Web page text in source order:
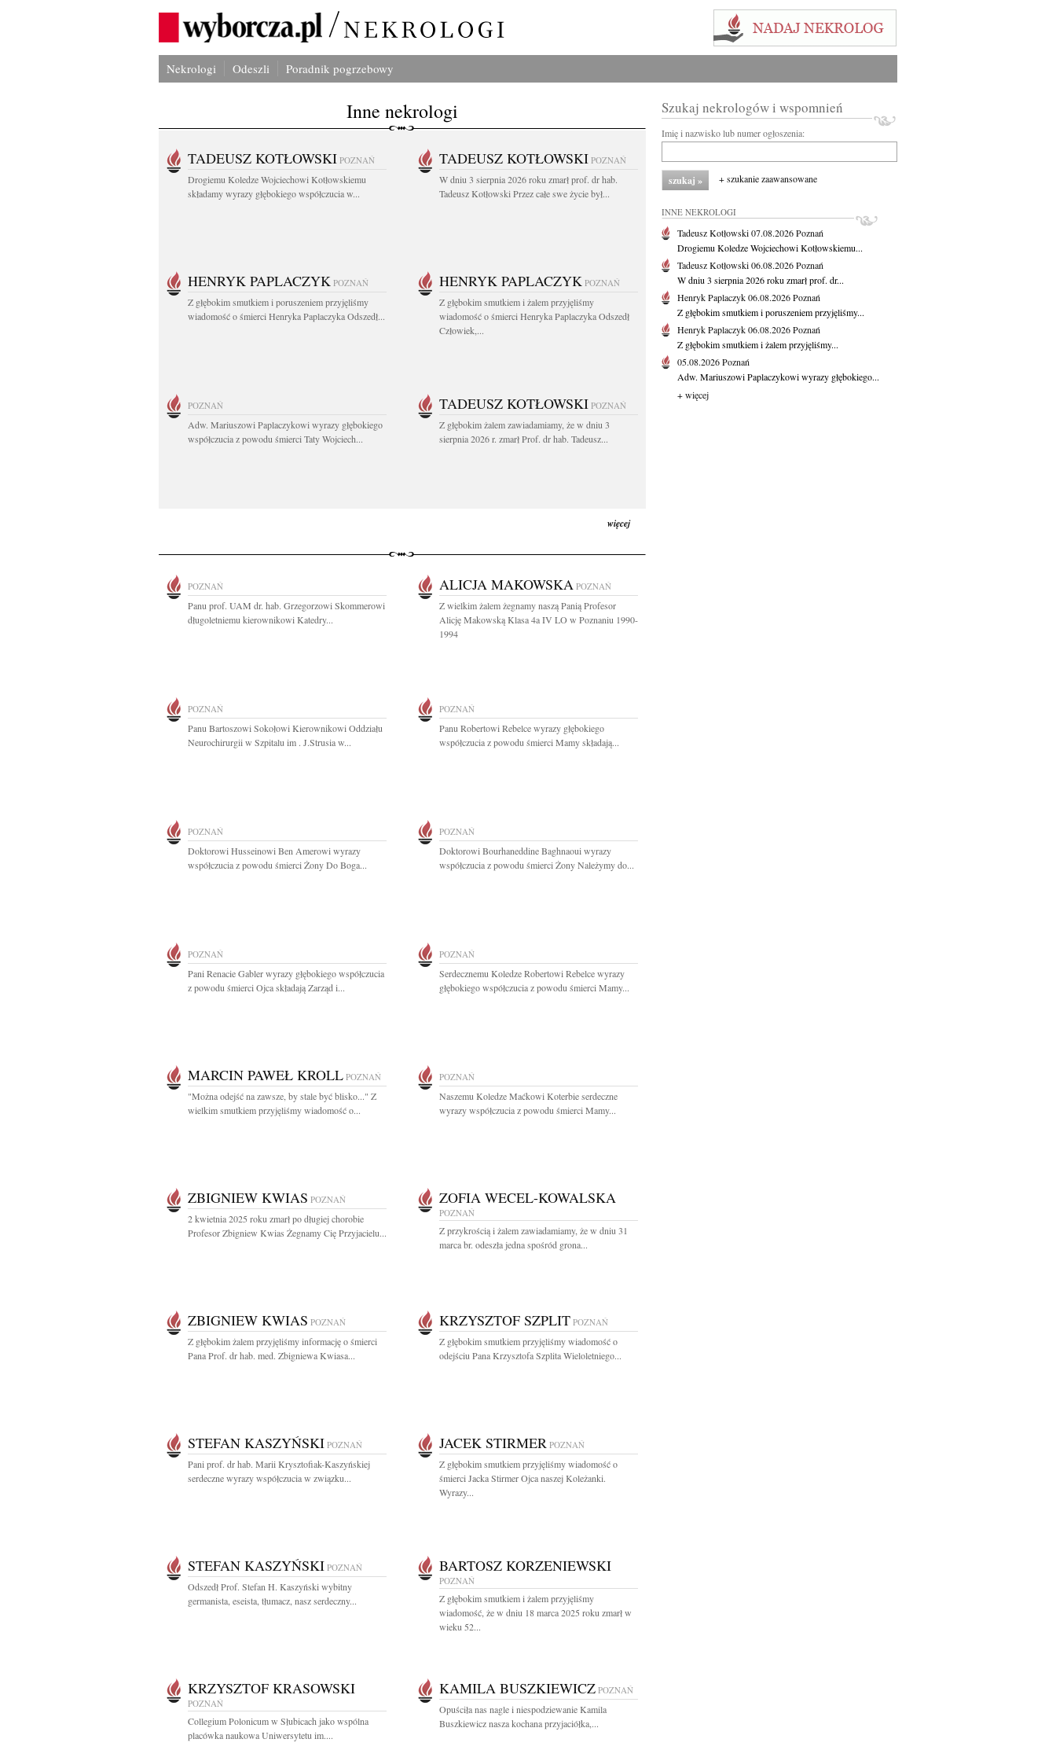
Nekrologi Odeszli Poradnik pogrzebowy
Inne nekrologi
TADEUSZ KOTŁOWSKI POZNAŃ
Drogiemu Koledze Wojciechowi Kotłowskiemu
składamy wyrazy głębokiego współczucia w...
TADEUSZ KOTŁOWSKI POZNAŃ
W dniu 3 sierpnia 2026 roku zmarł prof. dr hab.
Tadeusz Kotłowski Przez całe swe życie był...
HENRYK PAPLACZYK POZNAŃ
Z głębokim smutkiem i poruszeniem przyjęliśmy
wiadomość o śmierci Henryka Paplaczyka Odszedł...
HENRYK PAPLACZYK POZNAŃ
Z głębokim smutkiem i żalem przyjęliśmy
wiadomość o śmierci Henryka Paplaczyka Odszedł
Człowiek,...
POZNAŃ
Adw. Mariuszowi Paplaczykowi wyrazy głębokiego
współczucia z powodu śmierci Taty Wojciech...
TADEUSZ KOTŁOWSKI POZNAŃ
Z głębokim żalem zawiadamiamy, że w dniu 3
sierpnia 2026 r. zmarł Prof. dr hab. Tadeusz...
więcej
POZNAŃ
Panu prof. UAM dr. hab. Grzegorzowi Skommerowi
długoletniemu kierownikowi Katedry...
ALICJA MAKOWSKA POZNAŃ
Z wielkim żalem żegnamy naszą Panią Profesor
Alicję Makowską Klasa 4a IV LO w Poznaniu 1990-
1994
POZNAŃ
Panu Bartoszowi Sokołowi Kierownikowi Oddziału
Neurochirurgii w Szpitalu im . J.Strusia w...
POZNAŃ
Panu Robertowi Rebelce wyrazy głębokiego
współczucia z powodu śmierci Mamy składają...
POZNAŃ
Doktorowi Husseinowi Ben Amerowi wyrazy
współczucia z powodu śmierci Żony Do Boga...
POZNAŃ
Doktorowi Bourhaneddine Baghnaoui wyrazy
współczucia z powodu śmierci Żony Należymy do...
POZNAŃ
Pani Renacie Gabler wyrazy głębokiego współczucia
z powodu śmierci Ojca składają Zarząd i...
POZNAŃ
Serdecznemu Koledze Robertowi Rebelce wyrazy
głębokiego współczucia z powodu śmierci Mamy...
MARCIN PAWEŁ KROLL POZNAŃ
"Można odejść na zawsze, by stale być blisko..." Z
wielkim smutkiem przyjęliśmy wiadomość o...
POZNAŃ
Naszemu Koledze Maćkowi Koterbie serdeczne
wyrazy współczucia z powodu śmierci Mamy...
ZBIGNIEW KWIAS POZNAŃ
2 kwietnia 2025 roku zmarł po długiej chorobie
Profesor Zbigniew Kwias Żegnamy Cię Przyjacielu...
ZOFIA WECEL-KOWALSKA
POZNAŃ
Z przykrością i żalem zawiadamiamy, że w dniu 31
marca br. odeszła jedna spośród grona...
ZBIGNIEW KWIAS POZNAŃ
Z głębokim żalem przyjęliśmy informację o śmierci
Pana Prof. dr hab. med. Zbigniewa Kwiasa...
KRZYSZTOF SZPLIT POZNAŃ
Z głębokim smutkiem przyjęliśmy wiadomość o
odejściu Pana Krzysztofa Szplita Wieloletniego...
STEFAN KASZYŃSKI POZNAŃ
Pani prof. dr hab. Marii Krysztofiak-Kaszyńskiej
serdeczne wyrazy współczucia w związku...
JACEK STIRMER POZNAŃ
Z głębokim smutkiem przyjęliśmy wiadomość o
śmierci Jacka Stirmer Ojca naszej Koleżanki.
Wyrazy...
STEFAN KASZYŃSKI POZNAŃ
Odszedł Prof. Stefan H. Kaszyński wybitny
germanista, eseista, tłumacz, nasz serdeczny...
BARTOSZ KORZENIEWSKI
POZNAŃ
Z głębokim smutkiem i żalem przyjęliśmy
wiadomość, że w dniu 18 marca 2025 roku zmarł w
wieku 52...
KRZYSZTOF KRASOWSKI
POZNAŃ
Collegium Polonicum w Słubicach jako wspólna
placówka naukowa Uniwersytetu im....
KAMILA BUSZKIEWICZ POZNAŃ
Opuściła nas nagle i niespodziewanie Kamila
Buszkiewicz nasza kochana przyjaciółka,...
Szukaj nekrologów i wspomnień
Imię i nazwisko lub numer ogłoszenia:
+ szukanie zaawansowane
INNE NEKROLOGI
Tadeusz Kotłowski07.08.2026Poznań
Drogiemu Koledze Wojciechowi Kotłowskiemu...
Tadeusz Kotłowski06.08.2026Poznań
W dniu 3 sierpnia 2026 roku zmarł prof. dr...
Henryk Paplaczyk06.08.2026Poznań
Z głębokim smutkiem i poruszeniem przyjęliśmy...
Henryk Paplaczyk06.08.2026Poznań
Z głębokim smutkiem i żalem przyjęliśmy...
05.08.2026Poznań
Adw. Mariuszowi Paplaczykowi wyrazy głębokiego...
+ więcej